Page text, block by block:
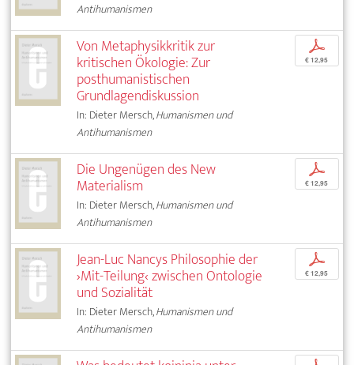
Antihumanismen
Von Metaphysikkritik zur
kritischen Ökologie: Zur
posthumanistischen
Grundlagendiskussion
In: Dieter Mersch,Humanismen und
Antihumanismen
p
€ 12,95
Die Ungenügen des New
Materialism
In: Dieter Mersch,Humanismen und
Antihumanismen
p
€ 12,95
Jean-Luc Nancys Philosophie der
›Mit-Teilung‹ zwischen Ontologie
und Sozialität
In: Dieter Mersch,Humanismen und
Antihumanismen
p
€ 12,95